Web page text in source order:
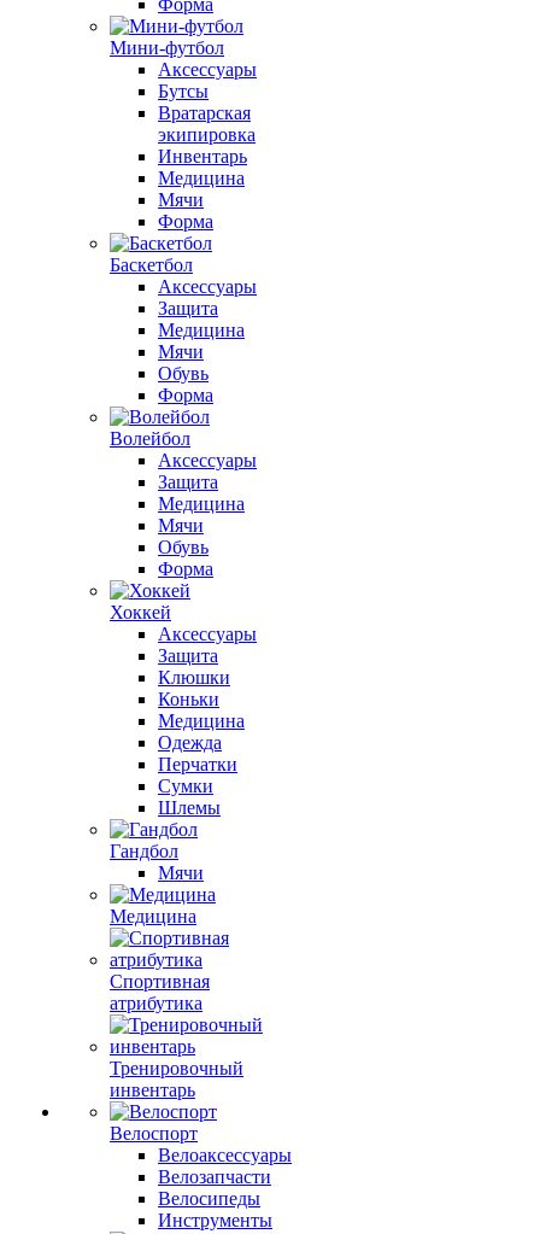
Форма
Мини-футбол
Аксессуары
Бутсы
Вратарская
экипировка
Инвентарь
Медицина
Мячи
Форма
Баскетбол
Аксессуары
Защита
Медицина
Мячи
Обувь
Форма
Волейбол
Аксессуары
Защита
Медицина
Мячи
Обувь
Форма
Хоккей
Аксессуары
Защита
Клюшки
Коньки
Медицина
Одежда
Перчатки
Сумки
Шлемы
Гандбол
Мячи
Медицина
Спортивная
атрибутика
Тренировочный
инвентарь
Велоспорт
Велоаксессуары
Велозапчасти
Велосипеды
Инструменты